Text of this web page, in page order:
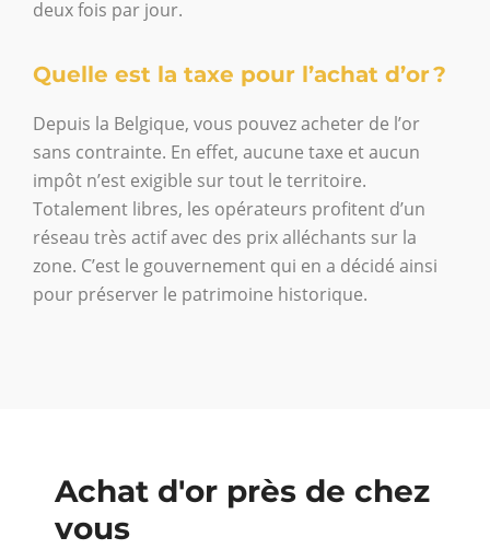
deux fois par jour.
Quelle est la taxe pour l’achat d’or ?
Depuis la Belgique, vous pouvez acheter de l’or
sans contrainte. En effet, aucune taxe et aucun
impôt n’est exigible sur tout le territoire.
Totalement libres, les opérateurs profitent d’un
réseau très actif avec des prix alléchants sur la
zone. C’est le gouvernement qui en a décidé ainsi
pour préserver le patrimoine historique.
Achat d'or près de chez
vous